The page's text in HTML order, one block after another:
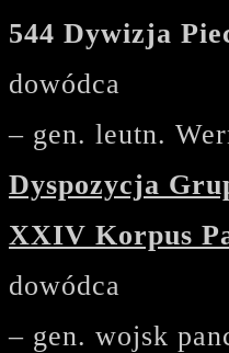
544 Dywizja
dowódca
– gen. leutn.
Dyspozycja
XXIV Korpus
dowódca
– gen. wojsk